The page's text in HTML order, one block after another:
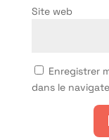
Site web
Enregistrer
dans le